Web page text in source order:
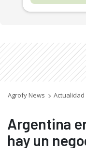
Agrofy News Actualidad
Argentina
hay un